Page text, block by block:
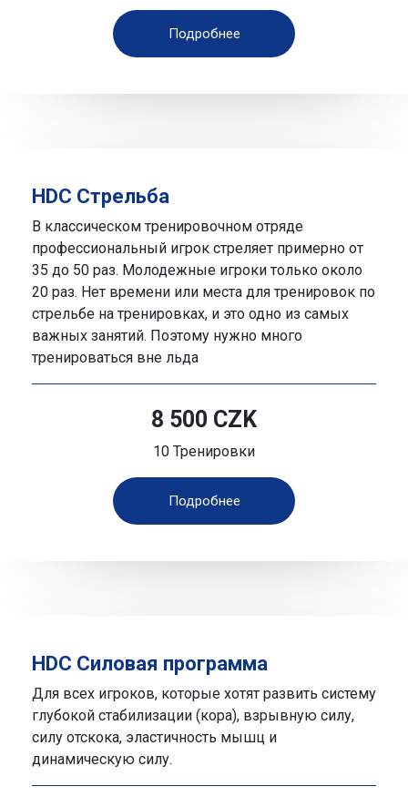
Подробнее
HDC Cтрельбa
В классическом тренировочном отряде
профессиональный игрок стреляет примерно от
35 до 50 раз. Молодежные игроки только около
20 раз. Нет времени или места для тренировок по
стрельбе на тренировках, и это одно из самых
важных занятий. Поэтому нужно много
тренироваться вне льда
8 500 CZK
10 Тренировки
Подробнее
HDC Силовая программа
Для всех игроков, которые хотят развить систему
глубокой стабилизации (кора), взрывную силу,
силу отскока, эластичность мышц и
динамическую силу.